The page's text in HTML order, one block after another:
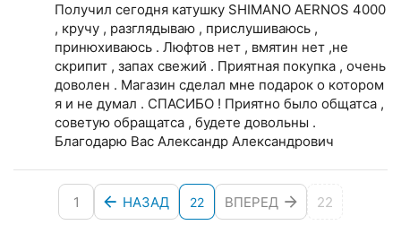
Получил сегодня катушку SHIMANO AERNOS 4000
, кручу , разглядываю , прислушиваюсь ,
принюхиваюсь . Люфтов нет , вмятин нет ,не
скрипит , запах свежий . Приятная покупка , очень
доволен . Магазин сделал мне подарок о котором
я и не думал . СПАСИБО ! Приятно было общатса ,
советую обращатса , будете довольны .
Благодарю Вас Александр Александрович
1 НАЗАД 22 ВПЕРЕД 22